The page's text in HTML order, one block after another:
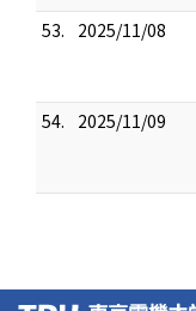
53.
2025/11/08
54.
2025/11/09